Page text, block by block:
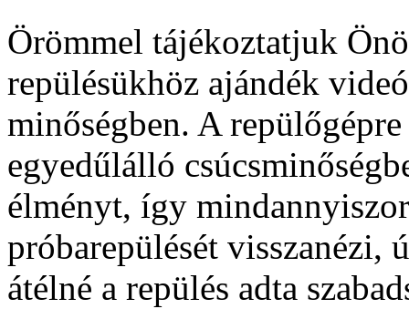
Örömmel tájékoztatjuk
repülésükhöz ajándék
minőségben. A
egyedűlálló
élményt, így
próbarepülését visszanézi,
átélné a repülés adta